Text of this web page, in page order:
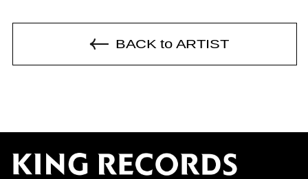
BACK to ARTIST